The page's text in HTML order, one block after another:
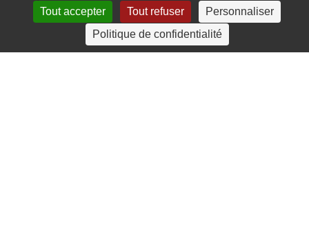
4 rue Crec’h-Ugen
22810 Belle Isle en Terre
Tout accepter
Tout refuser
Personnaliser
Politique de confidentialité